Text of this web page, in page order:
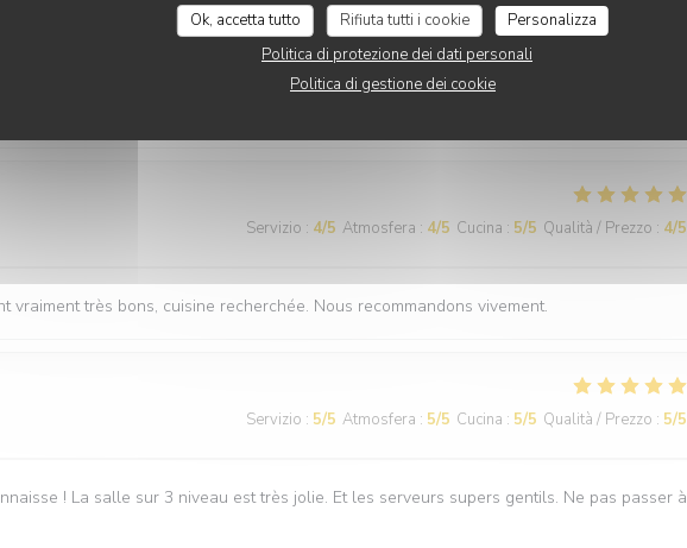
Ok, accetta tutto Rifiuta tutti i cookie
Personalizza
Politica di protezione dei dati personali
Politica di gestione dei cookie
Servizio:5 /5 Atmosfera:5/5 Cucina:5/5 Qualità / Prezzo
de savants mélanges qu'on ne retrouve pas ailleurs, avec un service au petit soin et
pour toutes les occasions, n'hésitez pas,
Servizio : 4/5 Atmosfera : 4/5 Cucina : 5/5 Qualità / Prezzo : 4/5
vraiment très bons, cuisine recherchée. Nous recommandons vivement.
Servizio : 5/5 Atmosfera : 5/5 Cucina : 5/5 Qualità / Prezzo : 5/5
! La salle sur 3 niveau est très jolie. Et les serveurs supers gentils. Ne pas passer à